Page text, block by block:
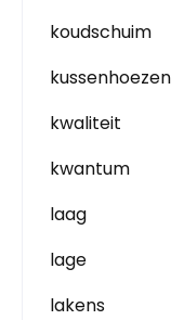
koudschuim
kussenhoezen
kwaliteit
kwantum
laag
lage
lakens